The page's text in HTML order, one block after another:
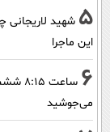
5 شهید لاریجانی
این ماجرا
6
می‌جوشید